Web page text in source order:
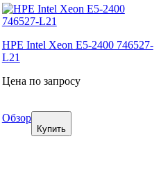
HPE Intel Xeon E5-2400 746527-
L21
Цена по запросу
Обзор
Купить